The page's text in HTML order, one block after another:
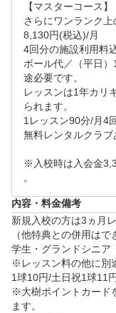
【マスターコース】
さらにワンランク
8,130円(税込)/月
4回分の施設利用料
ボール代／（平日
途必要です。
レッスンは1年カリ
られます。
1レッスン90分/月4
無料レンタルクラブ
※入校時は入会金
。
内容・料金備考
新規入校の方は3ヵ月
（他特典との併用はで
学生・グランドシニア
※レッスン料の他に別
1球10円/土日祝1球11
※大樹ポイントカード
ます。